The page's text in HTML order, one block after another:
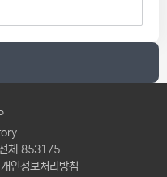
체 853175
개인정보처리방침